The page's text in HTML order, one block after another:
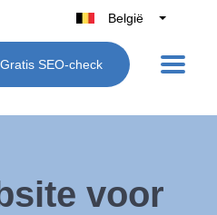
België
Belgique
Nederland
España
Gratis SEO-check
voor